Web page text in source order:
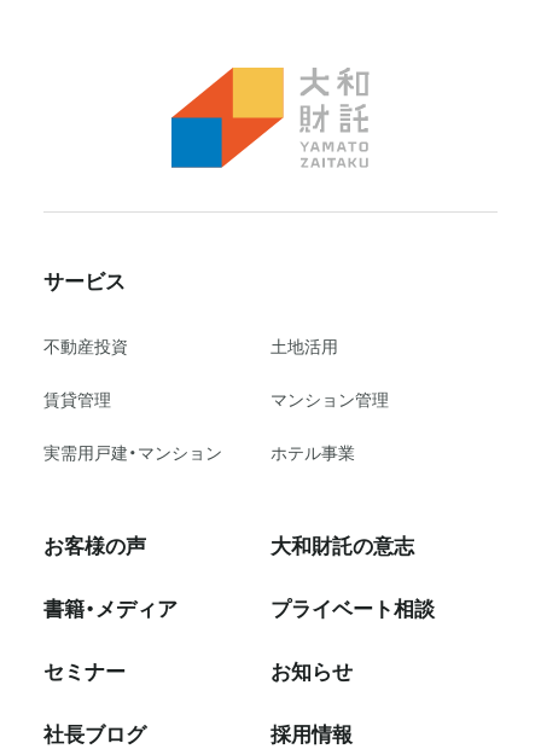
サービス
不動産投資
⼟地活⽤
賃貸管理
マンション管理
実需用戸建・マンション
ホテル事業
お客様の声
書籍・メディア
セミナー
社⻑ブログ
大和財託の意志
プライベート相談
お知らせ
採⽤情報